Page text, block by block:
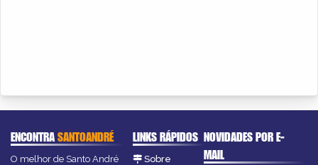
ENCONTRASANTOANDRÉ
O melhor de Santo André
LINKS RÁPIDOS
Sobre
NOVIDADES POR E-
MAIL